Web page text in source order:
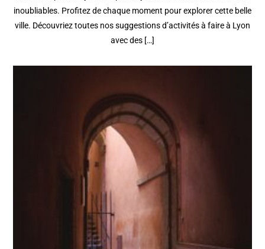
inoubliables. Profitez de chaque moment pour explorer cette belle
ville. Découvriez toutes nos suggestions d’activités à faire à Lyon
avec des […]